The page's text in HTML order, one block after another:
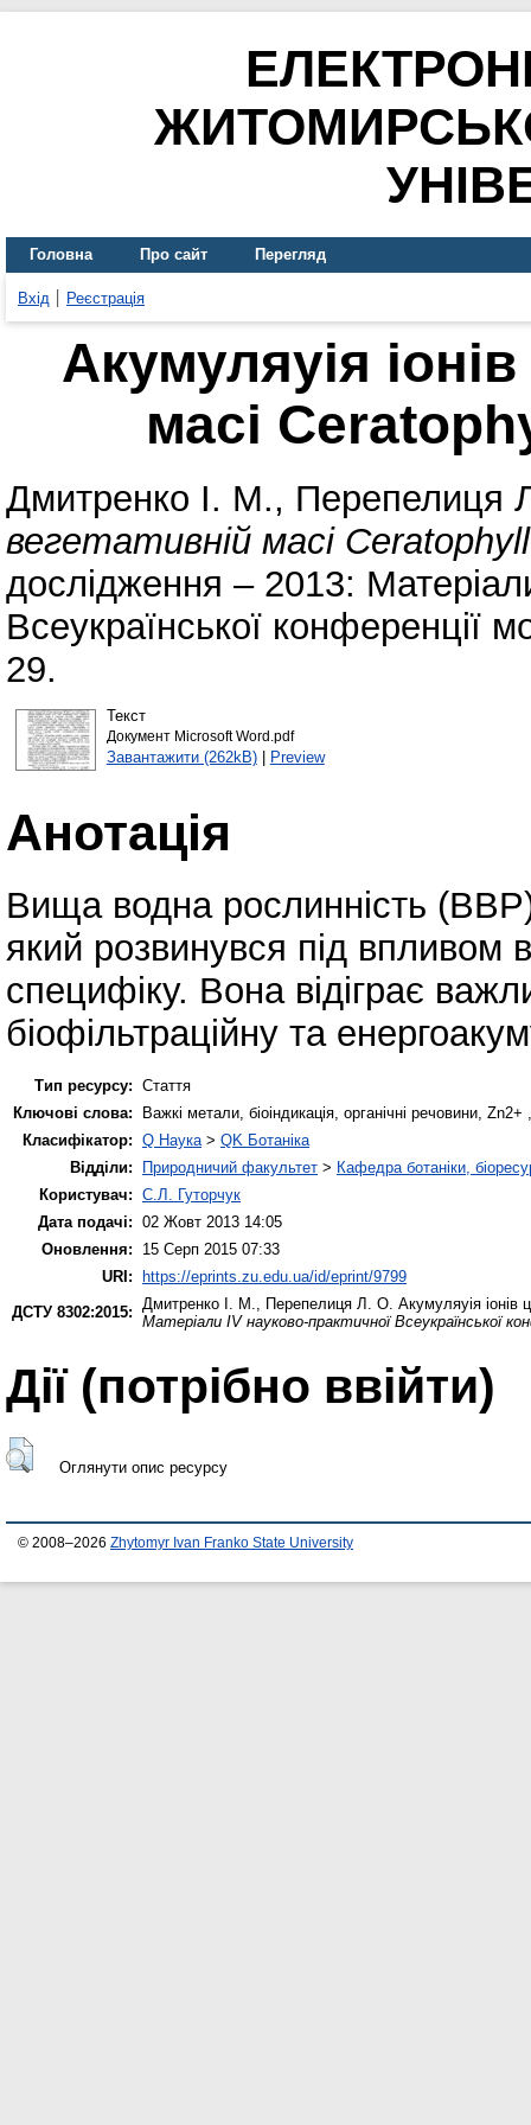
Головна Про сайт Перегляд
Вхід Реєстрація
Акумуляуія
масі
Дмитренко І. М., Перепелиця
вегетативній масі
дослідження – 2013:
Всеукраїнської конференції
29.
Текст
Документ Microsoft Word.pdf
Завантажити (262kB)| Preview
Анотація
Вища водна рослинність
який розвинувся під
специфіку. Вона відіграє
біофільтраційну та
Тип ресурсу: Стаття
Ключові слова:
Важкі метали, біоіндикація, органічні речовини,
Класифікатор: Q Наука > QK Ботаніка
Відділи:
Природничий факультет > Кафедра ботаніки,
Користувач: С.Л. Гуторчук
Дата подачі: 02 Жовт 2013 14:05
Оновлення:
15 Серп 2015 07:33
URI: https://eprints.zu.edu.ua/id/eprint/9799
ДСТУ 8302:2015:
Дмитренко І. М. Перепелиця Л. О. Акумуляуія іонів
Матеріали IV науково-практичної Всеукраїнської
Дії ​​(потрібно ввійти)
Оглянути опис ресурсу
© 2008–2026 Zhytomyr Ivan Franko State University